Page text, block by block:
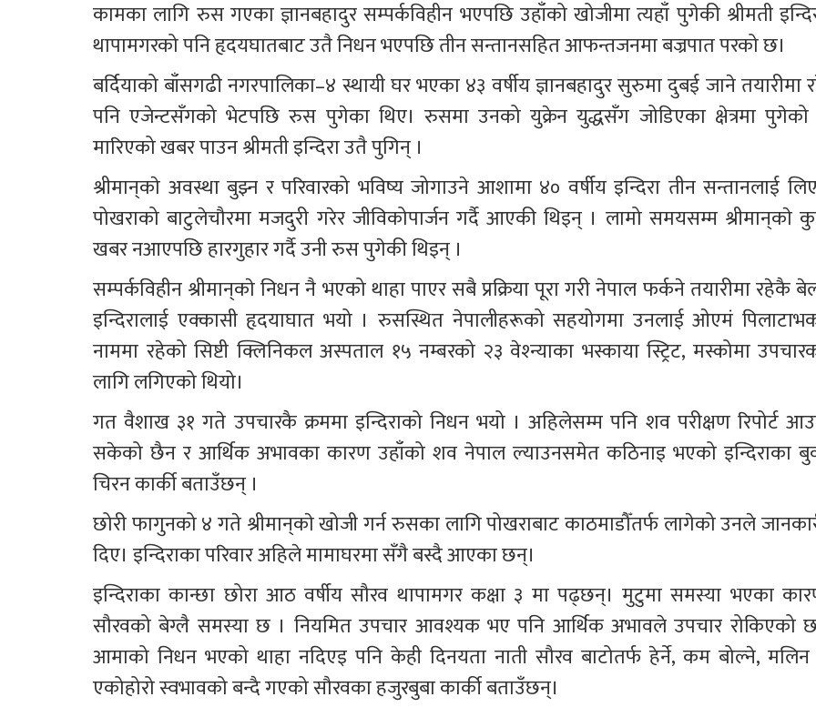
कामका लागि रुस गएका ज्ञानबहादुर सम्पर्कविहीन भएपछि उहाँको खोजीमा त्यहाँ पुगेकी श्रीमती
थापामगरको पनि हृदयघातबाट उतै निधन भएपछि तीन सन्तानसहित आफन्तजनमा बज्रपात परको छ।
बर्दियाको बाँसगढी नगरपालिका–४ स्थायी घर भएका ४३ वर्षीय ज्ञानबहादुर सुरुमा दुबई जाने तयारीमा
पनि एजेन्टसँगको भेटपछि रुस पुगेका थिए। रुसमा उनको युक्रेन युद्धसँग जोडिएका क्षेत्रमा पुगेको
मारिएको खबर पाउन श्रीमती इन्दिरा उतै पुगिन् ।
श्रीमान्‌काे अवस्था बुझ्न र परिवारको भविष्य जोगाउने आशामा ४० वर्षीय इन्दिरा तीन सन्तानलाई लिएर
पोखराको बाटुलेचौरमा मजदुरी गरेर जीविकोपार्जन गर्दै आएकी थिइन् । लामो समयसम्म श्रीमान्‌काे कुनै
खबर नआएपछि हारगुहार गर्दै उनी रुस पुगेकी थिइन् ।
सम्पर्कविहीन श्रीमान्‌काे निधन नै भएको थाहा पाएर सबै प्रक्रिया पूरा गरी नेपाल फर्कने तयारीमा रहेकै बेला
इन्दिरालाई एक्कासी हृदयाघात भयो । रुसस्थित नेपालीहरूको सहयोगमा उनलाई ओएमं
नाममा रहेको सिष्टी क्लिनिकल अस्पताल १५ नम्बरको २३ वेश्न्याका भस्काया स्ट्रिट, मस्कोमा
लागि लगिएको थियो।
गत वैशाख ३१ गते उपचारकै क्रममा इन्दिराको निधन भयो । अहिलेसम्म पनि शव परीक्षण रिपोर्ट
सकेको छैन र आर्थिक अभावका कारण उहाँको शव नेपाल ल्याउनसमेत कठिनाइ भएको इन्दिराका
चिरन कार्की बताउँछन् ।
छोरी फागुनको ४ गते श्रीमान्‌‌काे खोजी गर्न रुसका लागि पोखराबाट काठमाडौँतर्फ लागेको उनले जानकारी
दिए। इन्दिराका परिवार अहिले मामाघरमा सँगै बस्दै आएका छन्।
इन्दिराका कान्छा छोरा आठ वर्षीय सौरव थापामगर कक्षा ३ मा पढ्छन्। मुटुमा समस्या भएका
सौरवको बेग्लै समस्या छ । नियमित उपचार आवश्यक भए पनि आर्थिक अभावले उपचार रोकिएको
आमाको निधन भएको थाहा नदिएइ पनि केही दिनयता नाती सौरव बाटोतर्फ हेर्ने, कम बोल्ने,
एकोहोरो स्वभावको बन्दै गएको सौरवका हजुरबुबा कार्की बताउँछन्।